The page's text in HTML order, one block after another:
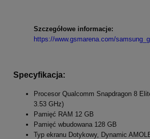
Szczegółowe informacje:
https://www.gsmarena.com/
Specyfikacja:
Procesor Qualcomm Snapdragon 8
3.53 GHz)
Pamięć RAM 12 GB
Pamięć wbudowana 128 GB
Typ ekranu Dotykowy, Dynamic